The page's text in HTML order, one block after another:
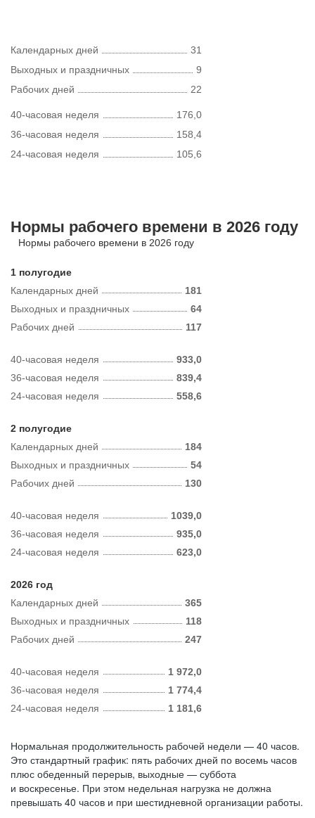
Календарных дней
31
Выходных и праздничных
9
Рабочих дней
22
40-часовая неделя
176,0
36-часовая неделя
158,4
24-часовая неделя
105,6
Нормы рабочего времени в 2026 году
Нормы рабочего времени в 2026 году
1 полугодие
Календарных дней
181
Рабочих дней 117
Выходных и праздничных 64
40-часовая неделя
933,0
36-часовая неделя
839,4
24-часовая неделя
558,6
2 полугодие
Календарных дней
184
Рабочих дней 130
Выходных и праздничных 54
40-часовая неделя
1039,0
36-часовая неделя
935,0
24-часовая неделя
623,0
2026 год
Календарных дней
365
Рабочих дней 247
Выходных и праздничных 118
40-часовая неделя
1 972,0
36-часовая неделя
1 774,4
24-часовая неделя
1 181,6
Нормальная продолжительность рабочей недели — 40 часов.
Это стандартный график: пять рабочих дней по восемь часов
плюс обеденный перерыв, выходные — суббота
и воскресенье. При этом недельная нагрузка не должна
превышать 40 часов и при шестидневной организации работы.